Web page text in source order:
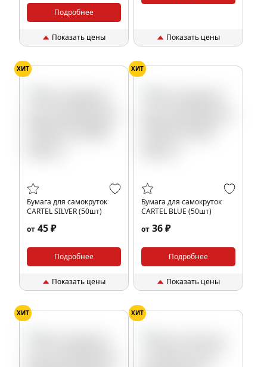
Подробнее
Показать цены Показать цены
ХИТ
Бумага для самокруток
CARTEL SILVER (50шт)
от 45 ₽
Подробнее
Показать цены
ХИТ
Бумага для самокруток
CARTEL BLUE (50шт)
от 36 ₽
Подробнее
Показать цены
ХИТ ХИТ